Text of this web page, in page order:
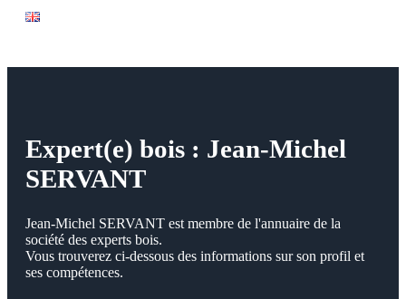
Expert(e) bois : Jean-Michel
SERVANT
Jean-Michel SERVANT est membre de l'annuaire de la
société des experts bois.
Vous trouverez ci-dessous des informations sur son profil et
ses compétences.